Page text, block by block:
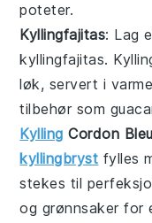
poteter.
Kyllingfajitas: Lag
kyllingfajitas.
løk, servert i
tilbehør som
Kylling Cordon Bleu
kyllingbryst fylles
stekes til
og grønnsaker for